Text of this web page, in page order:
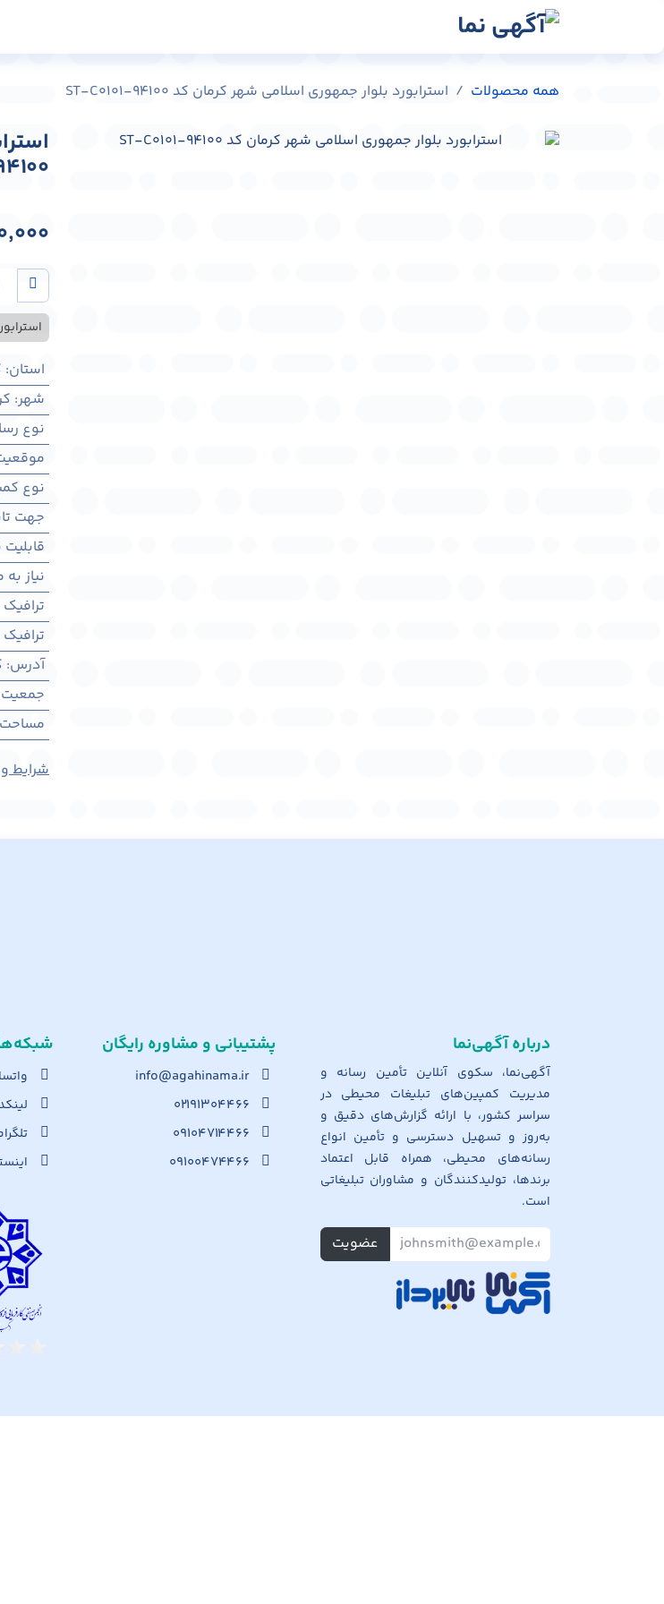
همه محصولات استرابورد بلوار جمهوری اسلامی شهر کرمان کد ST-C0101-94100
استان:
شهر:
نوع
نوع
جهت
نیاز
ترافیک
آدرس:
جمعیت
مساحت
شرایط
پشتیبانی و مشاوره رایگان
info@agahinama.ir
۰۲۱۹۱۳۰۴۴۶۶
۰۹۱۰۴۷۱۴۴۶۶
۰۹۱۰۰۴۷۴۴۶۶
درباره آگهی‌نما
آگهی‌نما، سکوی آنلاین تأمین رسانه و
مدیریت کمپین‌های تبلیغات محیطی در
سراسر کشور، با ارائه گزارش‌های دقیق و
به‌روز و تسهیل دسترسی و تأمین انواع
رسانه‌های محیطی، همراه قابل اعتماد
برندها، تولیدکنندگان و مشاوران تبلیغاتی
است.
عضویت